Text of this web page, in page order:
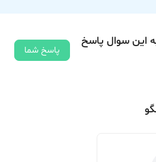
این سوال پاسخ
پاسخ شما